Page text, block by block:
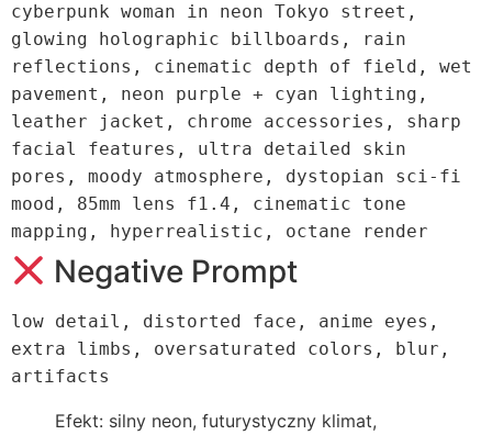
cyberpunk woman in neon Tokyo street,
glowing holographic billboards, rain
reflections, cinematic depth of field, wet
pavement, neon purple + cyan lighting,
leather jacket, chrome accessories, sharp
facial features, ultra detailed skin
pores, moody atmosphere, dystopian sci-fi
mood, 85mm lens f1 .4 , cinematic tone
mapping, hyperrealistic, octane render
Negative Prompt
low detail, distorted face, anime eyes,
extra limbs, oversaturated colors, blur,
artifacts
Efekt: silny neon, futurystyczny klimat,